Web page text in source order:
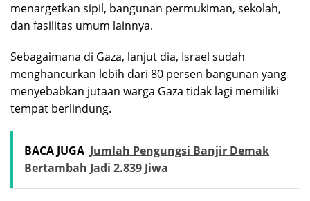
menargetkan sipil, bangunan permukiman, sekolah,
dan fasilitas umum lainnya.
Sebagaimana di Gaza, lanjut dia, Israel sudah
menghancurkan lebih dari 80 persen bangunan yang
menyebabkan jutaan warga Gaza tidak lagi memiliki
tempat berlindung.
BACA JUGA Jumlah Pengungsi Banjir Demak
Bertambah Jadi 2.839 Jiwa